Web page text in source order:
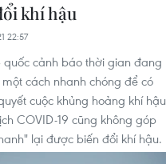
khí hậu
22:57
quốc cảnh báo thời gian đang
cách nhanh chóng để có
cuộc khủng hoảng khí hậu
COVID-19 cũng không góp
lại được biến đổi khí hậu.